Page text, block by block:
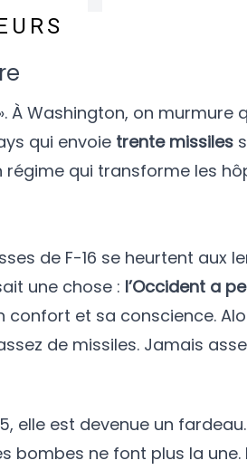
À Washington, on murmure
qui envoie trente missiles
qui transforme les
de F-16 se heurtent aux
une chose : l’Occident a
confort et sa conscience.
de missiles. Jamais
elle est devenue un
bombes ne font plus la